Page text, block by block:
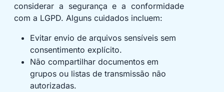
considerar a segurança e a conformidade
com a LGPD. Alguns cuidados incluem:
Evitar envio de arquivos sensíveis sem
consentimento explícito.
Não compartilhar documentos em
grupos ou listas de transmissão não
autorizadas.